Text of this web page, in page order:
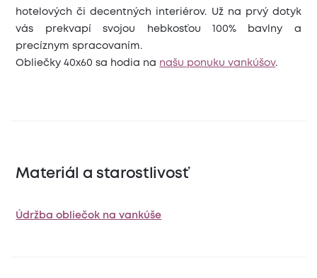
hotelových či decentných interiérov. Už na prvý dotyk
vás prekvapí svojou hebkosťou 100% bavlny a
precíznym spracovaním.
Obliečky 40x60 sa hodia na našu ponuku vankúšov.
Materiál a starostlivosť
Údržba obliečok na vankúše